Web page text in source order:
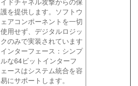
護を提供します。ソフトウ
ェアコンポーネントを一切
使用せず、デジタルロジッ
クのみで実装されています
インターフェース：シンプ
ルな64ビットインターフ
ェースはシステム統合を容
易にサポートします。